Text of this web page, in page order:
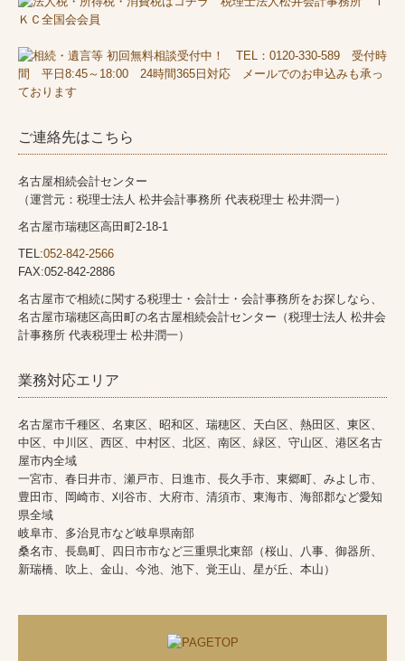
ご連絡先はこちら
名古屋相続会計センター
（運営元：税理士法人 松井会計事務所 代表税理士 松井潤一）
名古屋市瑞穂区高田町2-18-1
TEL:052-842-2566
FAX:052-842-2886
名古屋市で相続に関する税理士・会計士・会計事務所をお探しなら、
名古屋市瑞穂区高田町の名古屋相続会計センター（税理士法人 松井会
計事務所 代表税理士 松井潤一）
業務対応エリア
名古屋市千種区、名東区、昭和区、瑞穂区、天白区、熱田区、東区、
中区、中川区、西区、中村区、北区、南区、緑区、守山区、港区名古
屋市内全域
一宮市、春日井市、瀬戸市、日進市、長久手市、東郷町、みよし市、
豊田市、岡崎市、刈谷市、大府市、清須市、東海市、海部郡など愛知
県全域
岐阜市、多治見市など岐阜県南部
桑名市、長島町、四日市市など三重県北東部（桜山、八事、御器所、
新瑞橋、吹上、金山、今池、池下、覚王山、星が丘、本山）